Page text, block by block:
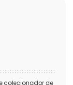
colecionador de